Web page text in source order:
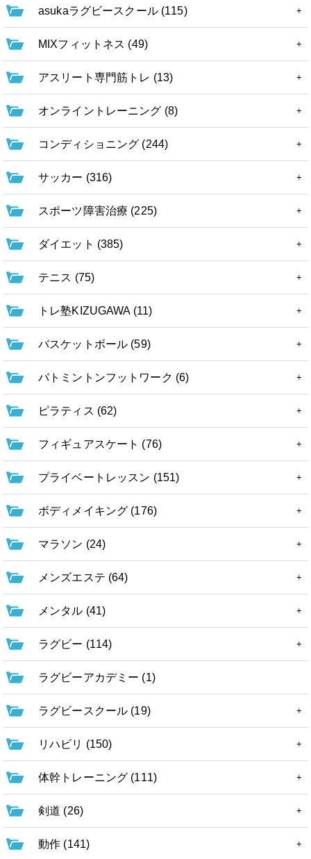
asukaラグビースクール (115)
MIXフィットネス (49)
アスリート専門筋トレ (13)
オンライントレーニング (8)
コンディショニング (244)
サッカー (316)
スポーツ障害治療 (225)
ダイエット (385)
テニス (75)
トレ塾KIZUGAWA (11)
バスケットボール (59)
バトミントンフットワーク (6)
ピラティス (62)
フィギュアスケート (76)
プライベートレッスン (151)
ボディメイキング (176)
マラソン (24)
メンズエステ (64)
メンタル (41)
ラグビー (114)
ラグビーアカデミー (1)
ラグビースクール (19)
リハビリ (150)
体幹トレーニング (111)
剣道 (26)
動作 (141)